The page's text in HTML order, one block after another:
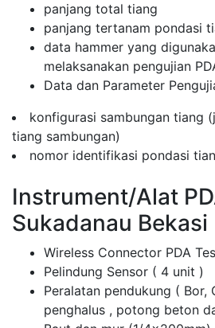
panjang total tiang
panjang tertanam pondasi
data hammer yang
melaksanakan pengujian
Data dan Parameter
konfigurasi sambungan tiang
tiang sambungan)
nomor identifikasi pondasi
Instrument/Alat
Sukadanau Bekasi
Wireless Connector PDA
Pelindung Sensor ( 4 unit )
Peralatan pendukung ( Bor,
penghalus , potong beton